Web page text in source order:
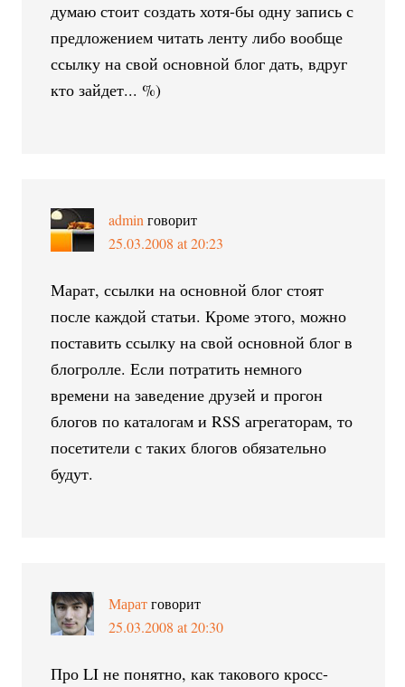
думаю стоит создать хотя-бы одну запись с
предложением читать ленту либо вообще
ссылку на свой основной блог дать, вдруг
кто зайдет... %)
admin говорит
25.03.2008 at 20:23
Марат, ссылки на основной блог стоят
после каждой статьи. Кроме этого, можно
поставить ссылку на свой основной блог в
блогролле. Если потратить немного
времени на заведение друзей и прогон
блогов по каталогам и RSS агрегаторам, то
посетители с таких блогов обязательно
будут.
Марат говорит
25.03.2008 at 20:30
Про LI не понятно, как такового кросс-